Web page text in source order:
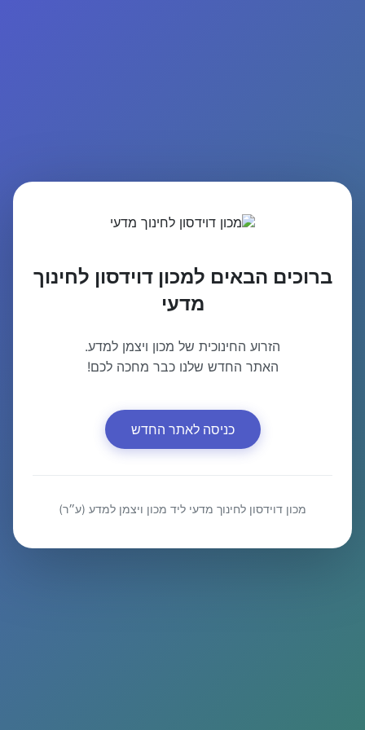
ברוכים הבאים למכון דוידסון לחינוך
מדעי
הזרוע החינוכית של מכון ויצמן למדע.
האתר החדש שלנו כבר מחכה לכם!
כניסה לאתר החדש
מכון דוידסון לחינוך מדעי ליד מכון ויצמן למדע (ע״ר)